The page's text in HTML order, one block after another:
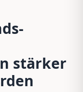
stärker